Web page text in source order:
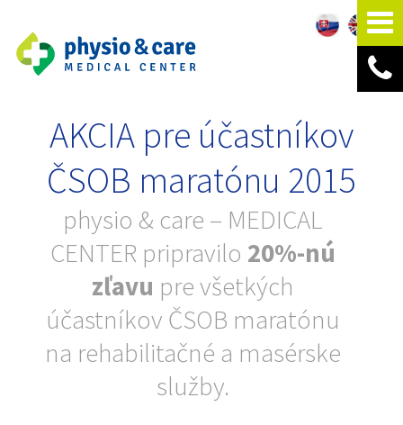
AKCIA pre účastníkov
ČSOB maratónu 2015
physio & care – MEDICAL
CENTER pripravilo 20%-nú
zľavu pre všetkých
účastníkov ČSOB maratónu
na rehabilitačné a masérske
služby.